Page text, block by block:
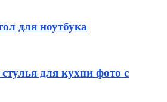
для ноутбука
для кухни фото с